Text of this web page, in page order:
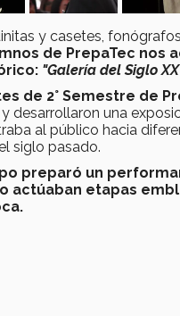
y casetes,
de PrepaTec nos
"Galería del Siglo
de 2° Semestre de
desarrollaron una
al público hacia
siglo pasado.
preparó un
actúaban etapas